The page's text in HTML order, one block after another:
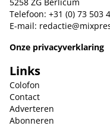
Telefoon: +31 (0) 73 503
E-mail:
Onze privacyverklaring
Links
Colofon
Contact
Adverteren
Abonneren